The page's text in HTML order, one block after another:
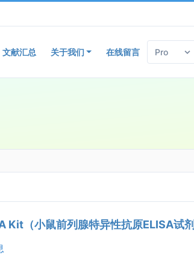
文献汇总 关于我们 在线留言
Kit（小鼠前列腺特异性抗原ELISA试剂